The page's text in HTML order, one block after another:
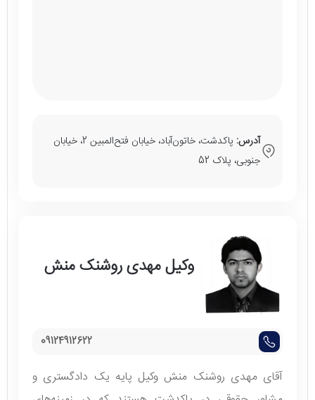
آدرس:
پاکدشت، خاتون‌آباد، خیابان فتح‌المبین 2، خیابان
جنوبی، پلاک 52
وکیل مهدی روشنک منش
09124912622
آقای مهدی روشنک منش وکیل پایه یک دادگستری و